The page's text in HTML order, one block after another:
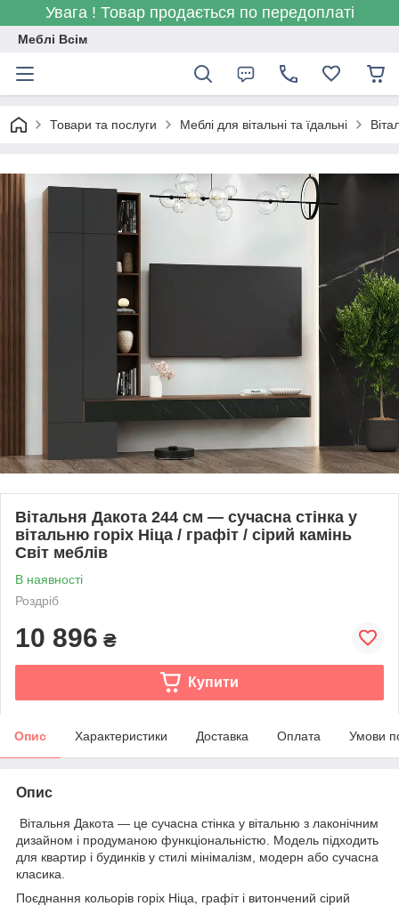
Увага ! Товар продається по передоплаті
Меблі Всім
Товари та послуги Меблі для вітальні та їдальні
Вітальня Дакота 244 см — сучасна стінка у
вітальню горіх Ніца / графіт / сірий камінь
Світ меблів
В наявності
Роздріб
10 896 ₴
Купити
Опис Характеристики Доставка Оплата Умови
Опис
Вітальня Дакота — це сучасна стінка у вітальню з лаконічним
дизайном і продуманою функціональністю. Модель підходить
для квартир і будинків у стилі мінімалізм, модерн або сучасна
класика.
Поєднання кольорів горіх Ніца, графіт і витончений сірий